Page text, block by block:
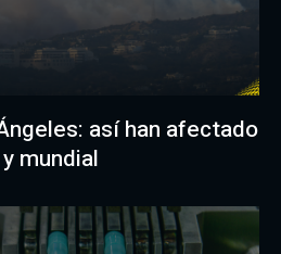
así han afectado
mundial